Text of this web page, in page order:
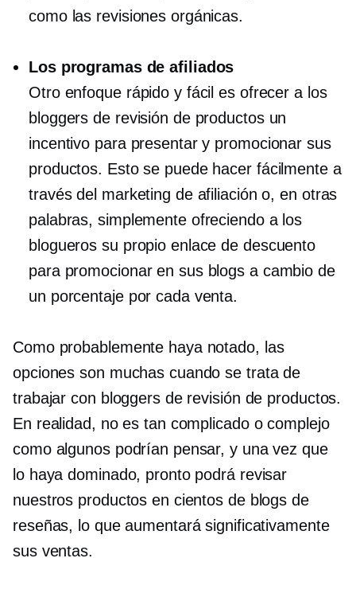
como las revisiones orgánicas.
Los programas de afiliados
Otro enfoque rápido y fácil es ofrecer a los
bloggers de revisión de productos un
incentivo para presentar y promocionar sus
productos. Esto se puede hacer fácilmente a
través del marketing de afiliación o, en otras
palabras, simplemente ofreciendo a los
blogueros su propio enlace de descuento
para promocionar en sus blogs a cambio de
un porcentaje por cada venta.
Como probablemente haya notado, las
opciones son muchas cuando se trata de
trabajar con bloggers de revisión de productos.
En realidad, no es tan complicado o complejo
como algunos podrían pensar, y una vez que
lo haya dominado, pronto podrá revisar
nuestros productos en cientos de blogs de
reseñas, lo que aumentará significativamente
sus ventas.